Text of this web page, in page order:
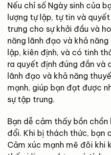
Nếu chỉ số Ngày sinh của
lượng tự lập, tự tin và
trưng cho sự khởi đầu và
năng lãnh đạo và khả
lập, kiên định, và có tinh
ra quyết định đúng đắn và
lãnh đạo và khả năng
mạnh, giúp bạn đạt được
sự tập trung.
Bạn dễ cảm thấy bồn
đổi. Khi bị thách thức, bạn
Cảm xúc mạnh mẽ đôi khi